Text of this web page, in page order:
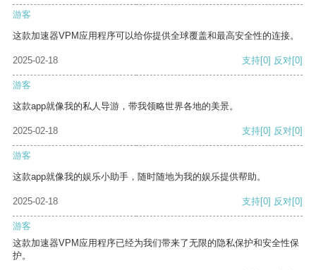
游客
这款加速器VPM应用程序可以给你提供全球覆盖和最高安全性的连接。
2025-02-18 支持[0] 反对[0]
游客
这款app就像我的私人导游，带我领略世界各地的美景。
2025-02-18 支持[0] 反对[0]
游客
这款app就像我的娱乐小助手，随时随地为我的娱乐提供帮助。
2025-02-18 支持[0] 反对[0]
游客
这款加速器VPM应用程序已经为我们带来了无限的隐私保护和安全性保
护。